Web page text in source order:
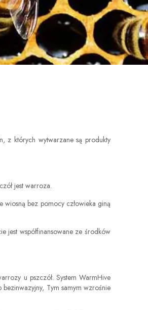
z których wytwarzane są produkty
jest warroza.
bez pomocy człowieka giną
jest współfinansowane ze środków
u pszczół. System WarmHive
Tym samym wzrośnie